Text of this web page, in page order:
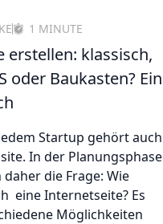
1 MINUTE
erstellen: klassisch,
oder Baukasten? Ein
Startup gehört auch
In der Planungsphase
die Frage: Wie
eine Internetseite? Es
Möglichkeiten